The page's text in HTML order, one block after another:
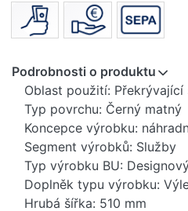
Podrobnosti o produktu
Oblast použití: Překrývající
Typ povrchu: Černý matný
Koncepce výrobku:
Segment výrobků: Služby
Typ výrobku BU:
Doplněk typu výrobku:
Hrubá šířka: 510 mm